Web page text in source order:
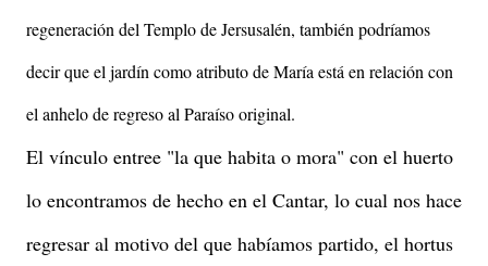
regeneración del Templo de Jersusalén, también podríamos
decir que el jardín como atributo de María está en relación con
el anhelo de regreso al Paraíso original.
El vínculo entree "la que habita o mora" con el huerto
lo encontramos de hecho en el Cantar, lo cual nos hace
regresar al motivo del que habíamos partido, el hortus